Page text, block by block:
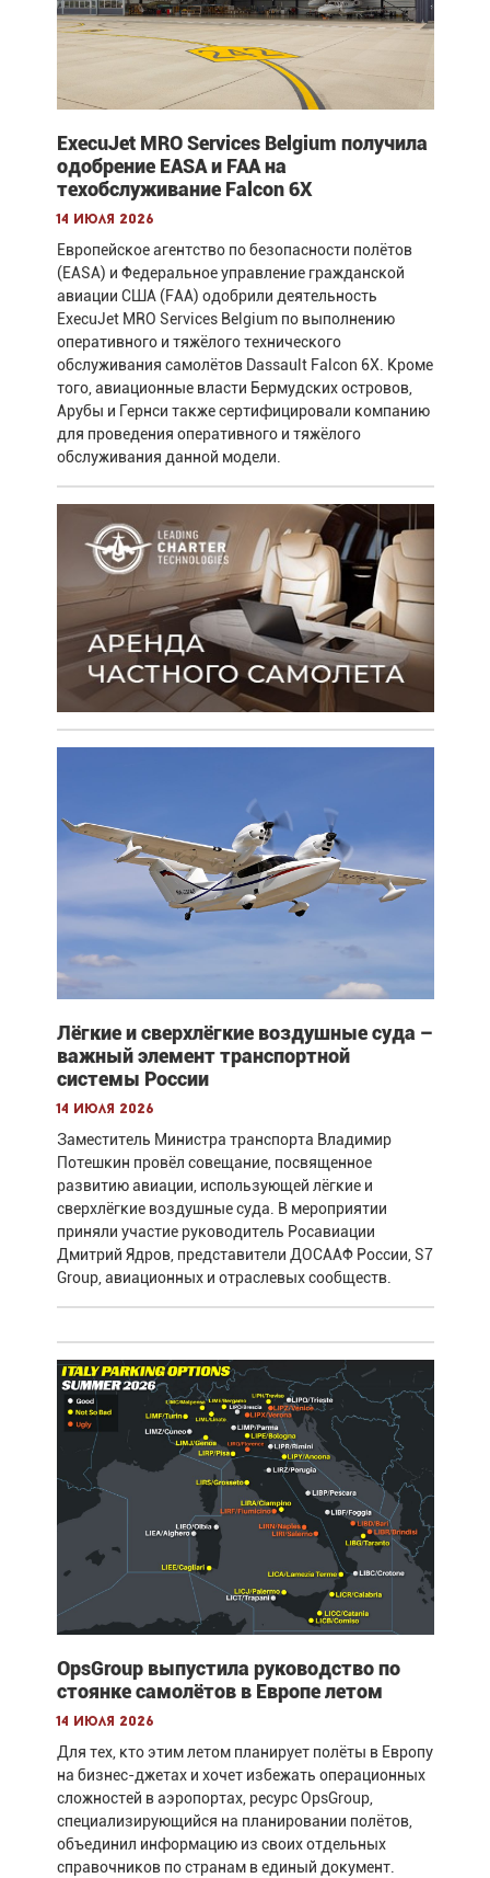
ExecuJet MRO Services Belgium получила
одобрение EASA и FAA на
техобслуживание Falcon 6X
14 июля 2026
Европейское агентство по безопасности полётов
(EASA) и Федеральное управление гражданской
авиации США (FAA) одобрили деятельность
ExecuJet MRO Services Belgium по выполнению
оперативного и тяжёлого технического
обслуживания самолётов Dassault Falcon 6X. Кроме
того, авиационные власти Бермудских островов,
Арубы и Гернси также сертифицировали компанию
для проведения оперативного и тяжёлого
обслуживания данной модели.
Лёгкие и сверхлёгкие воздушные суда –
важный элемент транспортной
системы России
14 июля 2026
Заместитель Министра транспорта Владимир
Потешкин провёл совещание, посвященное
развитию авиации, использующей лёгкие и
сверхлёгкие воздушные суда. В мероприятии
приняли участие руководитель Росавиации
Дмитрий Ядров, представители ДОСААФ России, S7
Group, авиационных и отраслевых сообществ.
OpsGroup выпустила руководство по
стоянке самолётов в Европе летом
14 июля 2026
Для тех, кто этим летом планирует полёты в Европу
на бизнес-джетах и хочет избежать операционных
сложностей в аэропортах, ресурс OpsGroup,
специализирующийся на планировании полётов,
объединил информацию из своих отдельных
справочников по странам в единый документ.